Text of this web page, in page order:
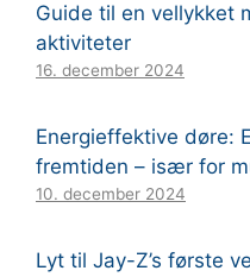
Guide til en vellykket
aktiviteter
16. december 2024
Energieffektive døre:
fremtiden – især for
10. december 2024
Lyt til Jay-Z’s første